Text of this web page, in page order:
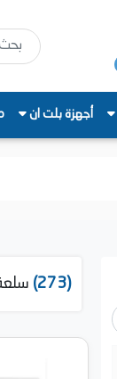
أجهزة بلت ان
(273)